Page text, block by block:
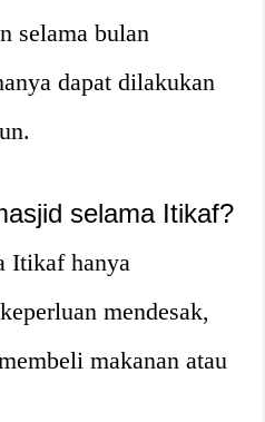
selama bulan
dapat dilakukan
selama Itikaf?
Itikaf hanya
mendesak,
makanan atau